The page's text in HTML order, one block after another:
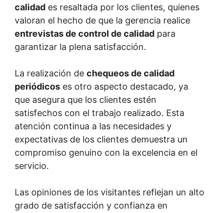
calidad es resaltada por los clientes, quienes
valoran el hecho de que la gerencia realice
entrevistas de control de calidad para
garantizar la plena satisfacción.
La realización de chequeos de calidad
periódicos es otro aspecto destacado, ya
que asegura que los clientes estén
satisfechos con el trabajo realizado. Esta
atención continua a las necesidades y
expectativas de los clientes demuestra un
compromiso genuino con la excelencia en el
servicio.
Las opiniones de los visitantes reflejan un alto
grado de satisfacción y confianza en